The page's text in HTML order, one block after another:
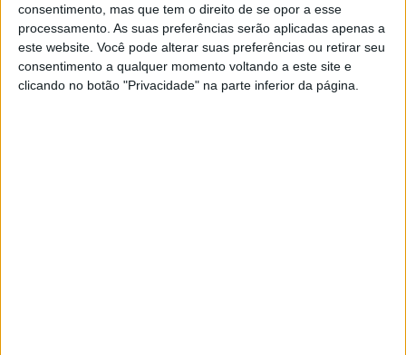
consentimento, mas que tem o direito de se opor a esse
processamento. As suas preferências serão aplicadas apenas a
este website. Você pode alterar suas preferências ou retirar seu
consentimento a qualquer momento voltando a este site e
clicando no botão "Privacidade" na parte inferior da página.
envolvendo Pedro Acosta, Alex Márquez e Johann Zarco,
e refletiu sobre os riscos constantes da modalidade.
“Subir para a mota é aquilo que nos faz sentir vivos, mas
às vezes talvez não tenhamos verdadeira noção do